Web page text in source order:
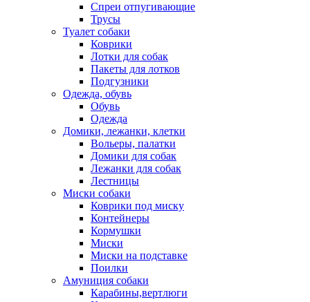
Спреи отпугивающие
Трусы
Туалет собаки
Коврики
Лотки для собак
Пакеты для лотков
Подгузники
Одежда, обувь
Обувь
Одежда
Домики, лежанки, клетки
Вольеры, палатки
Домики для собак
Лежанки для собак
Лестницы
Миски собаки
Коврики под миску
Контейнеры
Кормушки
Миски
Миски на подставке
Поилки
Амуниция собаки
Карабины,вертлюги